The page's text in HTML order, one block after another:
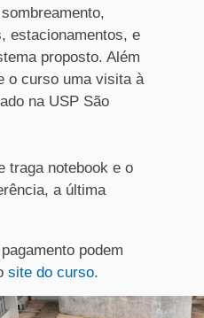
estacionamentos, e
proposto. Além
o curso uma visita à
na USP São
traga notebook e o
a última
podem
site do curso.